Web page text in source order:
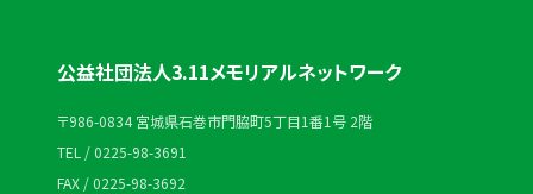
公益社団法人3.11メモリアルネットワーク
〒986-0834 宮城県石巻市門脇町5丁目1番1号 2階
TEL / 0225-98-3691
FAX / 0225-98-3692